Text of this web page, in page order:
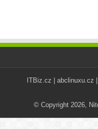
ITBiz.cz abclinuxu.cz
© Copyright 2026,